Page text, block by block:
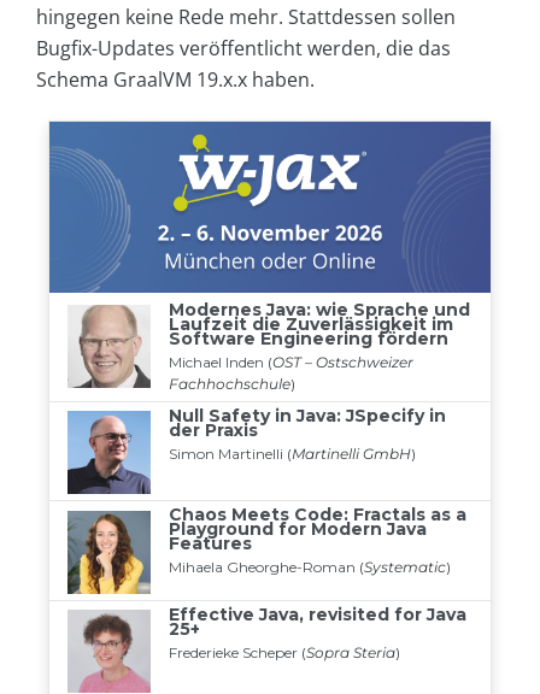
hingegen keine Rede mehr. Stattdessen sollen
Bugfix-Updates veröffentlicht werden, die das
Schema GraalVM 19.x.x haben.